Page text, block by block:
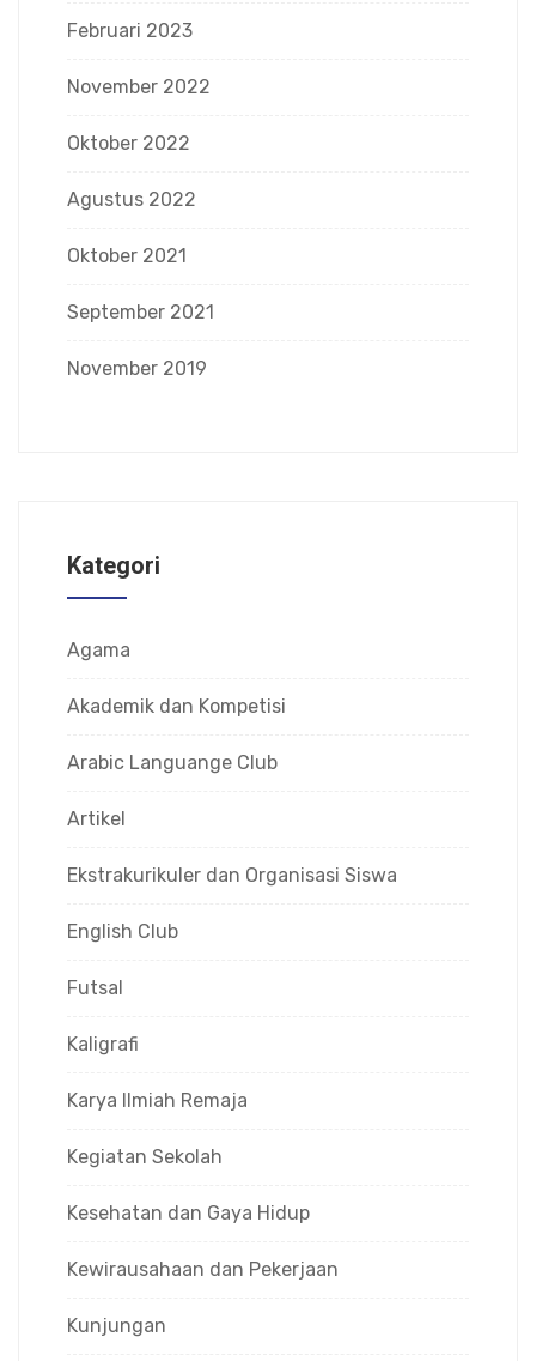
Februari 2023
November 2022
Oktober 2022
Agustus 2022
Oktober 2021
September 2021
November 2019
Kategori
Agama
Akademik dan Kompetisi
Arabic Languange Club
Artikel
Ekstrakurikuler dan Organisasi Siswa
English Club
Futsal
Kaligrafi
Karya Ilmiah Remaja
Kegiatan Sekolah
Kesehatan dan Gaya Hidup
Kewirausahaan dan Pekerjaan
Kunjungan